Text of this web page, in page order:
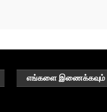
எங்களை இணைக்கவும்